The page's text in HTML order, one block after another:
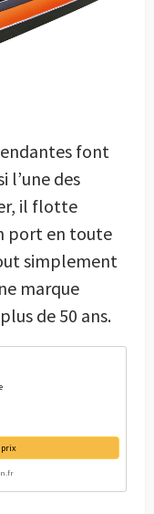
font
l’une des
il flotte
port en toute
simplement
marque
de 50 ans.